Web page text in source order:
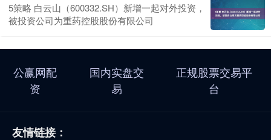
5策略 白云山（600332.SH）新增一起对外投资，
被投资公司为重药控股股份有限公司
公赢网配
资
国内实盘交
易
正规股票交易平
台
友情链接：